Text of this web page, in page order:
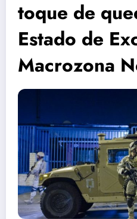
toque de
Estado de
Macrozona